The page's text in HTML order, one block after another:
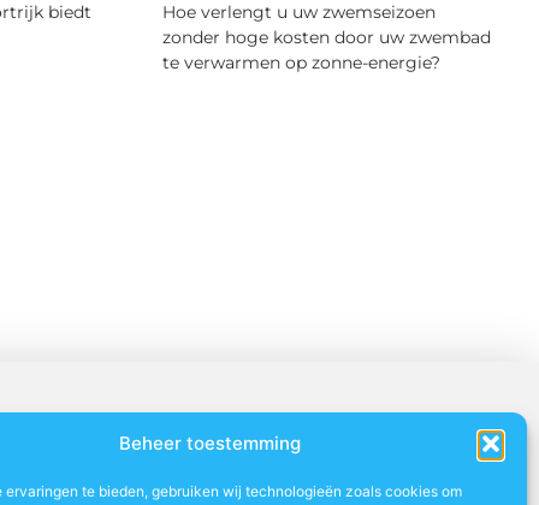
Beheer toestemming
ervaringen te bieden, gebruiken wij technologieën zoals cookies om
biedt
Hoe verlengt u uw zwemseizoen
zonder hoge kosten door uw zwembad
te verwarmen op zonne-energie?